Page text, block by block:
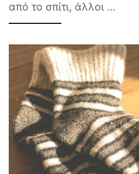
από το σπίτι, άλλοι ...